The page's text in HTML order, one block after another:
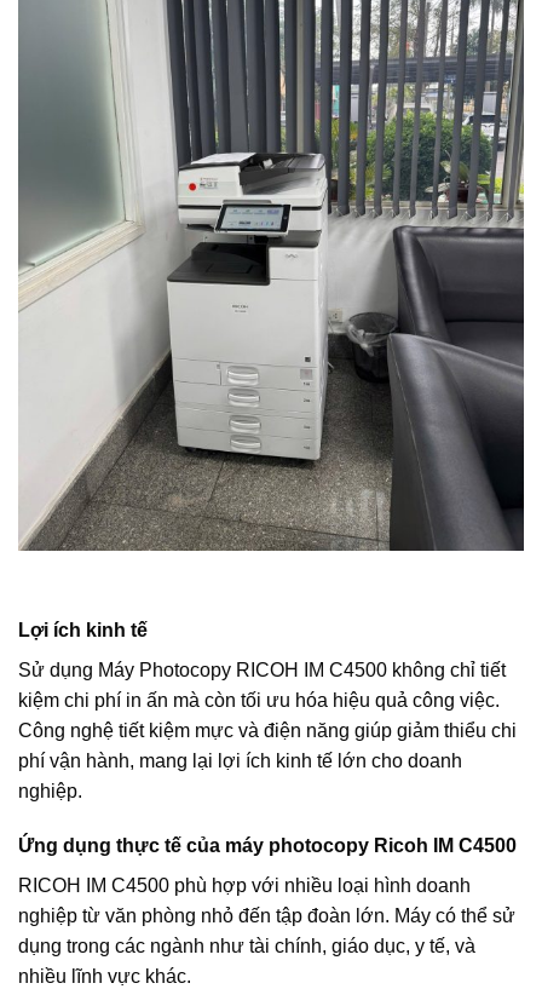
Lợi ích kinh tế
Sử dụng Máy Photocopy RICOH IM C4500 không chỉ tiết
kiệm chi phí in ấn mà còn tối ưu hóa hiệu quả công việc.
Công nghệ tiết kiệm mực và điện năng giúp giảm thiểu chi
phí vận hành, mang lại lợi ích kinh tế lớn cho doanh
nghiệp.
Ứng dụng thực tế của máy photocopy Ricoh IM C4500
RICOH IM C4500 phù hợp với nhiều loại hình doanh
nghiệp từ văn phòng nhỏ đến tập đoàn lớn. Máy có thể sử
dụng trong các ngành như tài chính, giáo dục, y tế, và
nhiều lĩnh vực khác.